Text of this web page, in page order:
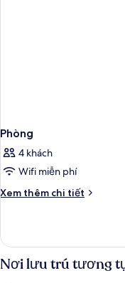
Phòng
4 khách
Wifi miễn phí
Xem thêm chi tiết
Chi
Phòng
Nơi lưu trú tương